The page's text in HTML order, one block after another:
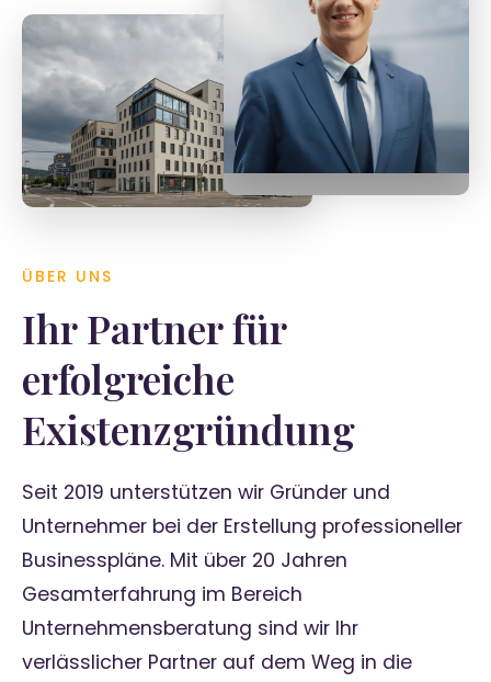
Tobias Späth
Geschäftsführer
ÜBER UNS
Ihr Partner für
erfolgreiche
Existenzgründung
Seit 2019 unterstützen wir Gründer und
Unternehmer bei der Erstellung professioneller
Businesspläne. Mit über 20 Jahren
Gesamterfahrung im Bereich
Unternehmensberatung sind wir Ihr
verlässlicher Partner auf dem Weg in die